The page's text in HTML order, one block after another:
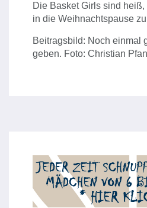
Die Basket Girls sind
in die Weihnachtspause
Beitragsbild: Noch einmal
geben. Foto: Christian